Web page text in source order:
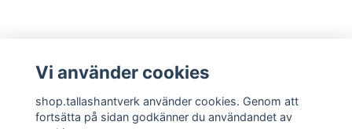
Vi använder cookies
shop.tallashantverk använder cookies. Genom att
fortsätta på sidan godkänner du användandet av